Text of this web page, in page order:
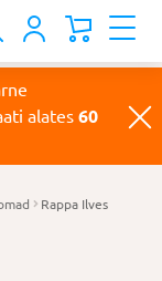
alates 60
Rappa Ilves